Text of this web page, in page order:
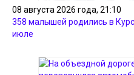
08 августа 2026 года, 21:10
358 малышей родились в
июле